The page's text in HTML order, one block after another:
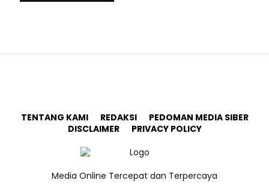
TENTANG KAMI REDAKSI
PEDOMAN MEDIA SIBER
DISCLAIMER
PRIVACY POLICY
Media Online Tercepat dan Terpercaya